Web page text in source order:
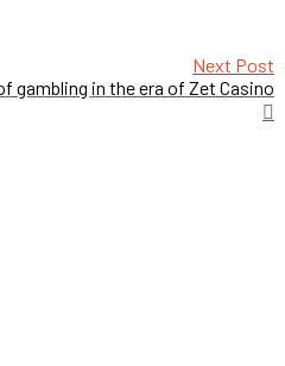
Next Post
gambling in the era of Zet Casino